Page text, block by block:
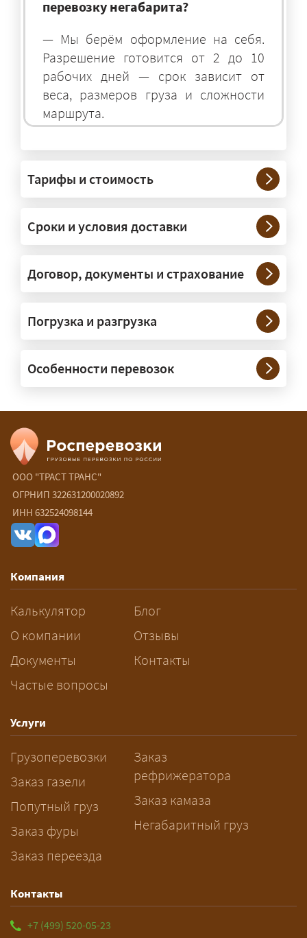
перевозку негабарита?
— Мы берём оформление на себя.
Разрешение готовится от 2 до 10
рабочих дней — срок зависит от
веса, размеров груза и сложности
маршрута.
— На тралах и низкорамниках —
платформах, рассчитанных на
крупногабаритную технику и
конструкции. Транспорт подбираем
под конкретные размеры и вес груза.
сопровождение?
организуем. Потребность в машинах
прикрытия зависит от габаритов
груза и маршрута; это определяется
Сколько стоит перевозка
негабарита?
— От 60 ₽/км. Точная стоимость
рассчитывается индивидуально:
влияют габариты и вес груза,
разрешений и машин
сопровождения.
За сколько дней заказывать
перевозку негабарита?
— Заранее: только оформление
рабочих дней. Оставьте заявку
заблаговременно — логист
рассчитает маршрут и запустит
подготовку документов.
Тарифы и стоимость
Сроки и условия доставки
Договор, документы и страхование
Погрузка и разгрузка
Особенности перевозок
ООО "ТРАСТ ТРАНС"
ОГРНИП 322631200020892
ИНН 632524098144
Компания
Калькулятор
О компании
Документы
Частые вопросы
Блог
Отзывы
Контакты
Услуги
Грузоперевозки
Заказ газели
Попутный груз
Заказ фуры
Заказ переезда
Заказ
рефрижератора
Заказ камаза
Негабаритный груз
Контакты
+7 (499) 520-05-23